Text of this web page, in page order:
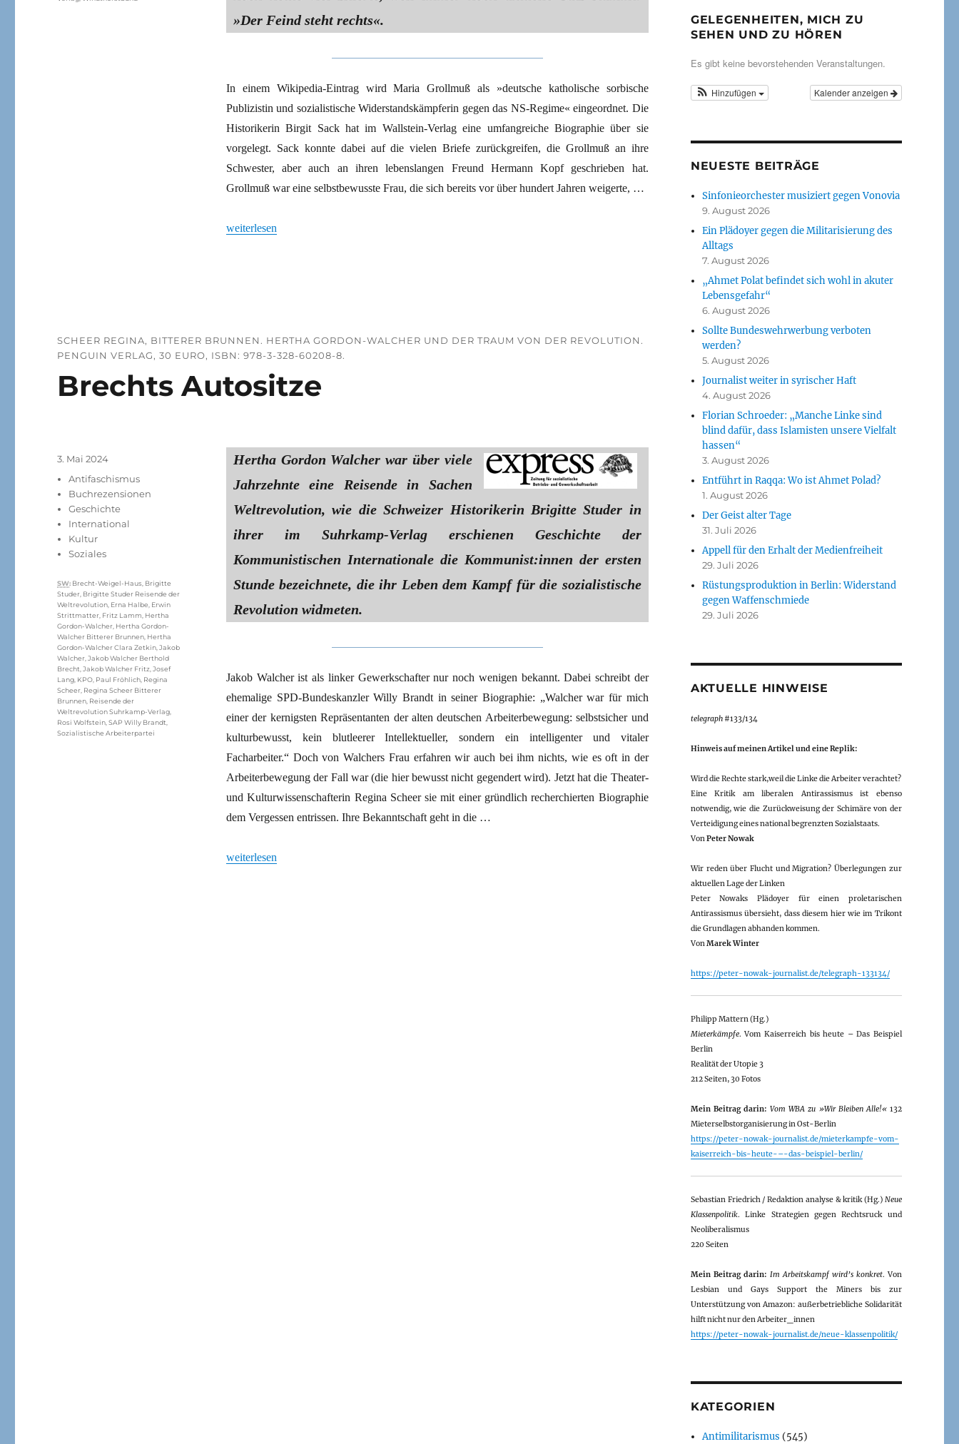
»Der Feind steht rechts«.
In einem Wikipedia-Eintrag wird Maria Grollmuß als »deutsche katholische sorbische
Publizistin und sozialistische Widerstandskämpferin gegen das NS-Regime« eingeordnet. Die
Historikerin Birgit Sack hat im Wallstein-Verlag eine umfangreiche Biographie über sie
vorgelegt. Sack konnte dabei auf die vielen Briefe zurückgreifen, die Grollmuß an ihre
Schwester, aber auch an ihren lebenslangen Freund Hermann Kopf geschrieben hat.
Grollmuß war eine selbstbewusste Frau, die sich bereits vor über hundert Jahren weigerte, …
„Christin und Sozialistin“
weiterlesen
SCHEER REGINA, BITTERER BRUNNEN. HERTHA GORDON-WALCHER UND DER TRAUM VON DER REVOLUTION.
PENGUIN VERLAG, 30 EURO, ISBN: 978-3-328-60208-8.
Brechts Autositze
Hertha Gordon Walcher war über viele
Jahrzehnte eine Reisende in Sachen
Weltrevolution, wie die Schweizer Historikerin Brigitte Studer in
ihrer im Suhrkamp-Verlag erschienen Geschichte der
Kommunistischen Internationale die Kommunist:innen der ersten
Stunde bezeichnete, die ihr Leben dem Kampf für die sozialistische
Revolution widmeten.
Jakob Walcher ist als linker Gewerkschafter nur noch wenigen bekannt. Dabei schreibt der
ehemalige SPD-Bundeskanzler Willy Brandt in seiner Biographie: „Walcher war für mich
einer der kernigsten Repräsentanten der alten deutschen Arbeiterbewegung: selbstsicher und
kulturbewusst, kein blutleerer Intellektueller, sondern ein intelligenter und vitaler
Facharbeiter.“ Doch von Walchers Frau erfahren wir auch bei ihm nichts, wie es oft in der
Arbeiterbewegung der Fall war (die hier bewusst nicht gegendert wird). Jetzt hat die Theater-
und Kulturwissenschafterin Regina Scheer sie mit einer gründlich recherchierten Biographie
dem Vergessen entrissen. Ihre Bekanntschaft geht in die …
„Brechts Autositze“
weiterlesen
Veröffentlicht
3. Mai 2024
Kategorien
Antifaschismus
Buchrezensionen
Geschichte
International
Kultur
Soziales
Schlagwörter
SW: Brecht-Weigel-Haus Brigitte
Studer Brigitte Studer Reisende der
Weltrevolution Erna Halbe Erwin
Strittmatter Fritz Lamm Hertha
Gordon-Walcher Hertha Gordon-
Walcher Bitterer Brunnen Hertha
Gordon-Walcher Clara Zetkin ,Jakob
Walcher ,Jakob Walcher Berthold
Brecht ,Jakob Walcher Fritz ,Josef
Lang KPO Paul Fröhlich Regina
Scheer Regina Scheer Bitterer
Brunnen Reisende der
Weltrevolution Suhrkamp-Verlag
Rosi Wolfstein ,SAP Willy Brandt
Sozialistische Arbeiterpartei
GELEGENHEITEN, MICH ZU
SEHEN UND ZU HÖREN
Es gibt keine bevorstehenden Veranstaltungen.
Kalender anzeigen
Hinzufügen
NEUESTE BEITRÄGE
Sinfonieorchester musiziert gegen Vonovia
9. August 2026
Ein Plädoyer gegen die Militarisierung des
Alltags
7. August 2026
„Ahmet Polat befindet sich wohl in akuter
Lebensgefahr“
6. August 2026
Sollte Bundeswehrwerbung verboten
werden?
5. August 2026
Journalist weiter in syrischer Haft
4. August 2026
Florian Schroeder: „Manche Linke sind
blind dafür, dass Islamisten unsere Vielfalt
hassen“
3. August 2026
Entführt in Raqqa: Wo ist Ahmet Polad?
1. August 2026
Der Geist alter Tage
31. Juli 2026
Appell für den Erhalt der Medienfreiheit
29. Juli 2026
Rüstungsproduktion in Berlin: Widerstand
gegen Waffenschmiede
29. Juli 2026
AKTUELLE HINWEISE
telegraph#133/134
Hinweis auf meinen Artikel und eine Replik:
Wird die Rechte stark,weil die Linke die Arbeiter verachtet?
Eine Kritik am liberalen Antirassismus ist ebenso
notwendig, wie die Zurückweisung der Schimäre von der
Verteidigung eines national begrenzten Sozialstaats.
VonPeter Nowak
Wir reden über Flucht und Migration? Überlegungen zur
aktuellen Lage der Linken
Peter Nowaks Plädoyer für einen proletarischen
Antirassismus übersieht, dass diesem hier wie im Trikont
die Grundlagen abhanden kommen.
VonMarek Winter
https://peter-nowak-journalist.de/telegraph-133134/
Philipp Mattern (Hg.)
Mieterkämpfe. Vom Kaiserreich bis heute – Das Beispiel
Berlin
Realität der Utopie 3
212 Seiten, 30 Fotos
Mein Beitrag darin: Vom WBA zu »Wir Bleiben Alle!«132
Mieterselbstorganisierung in Ost-Berlin
https://peter-nowak-journalist.de/mieterkampfe-vom-
kaiserreich-bis-heute-–-das-beispiel-berlin/
Sebastian Friedrich / Redaktion analyse & kritik (Hg.) Neue
Klassenpolitik. Linke Strategien gegen Rechtsruck und
Neoliberalismus
220 Seiten
Mein Beitrag darin: Im Arbeitskampf wird’s konkret. Von
Lesbian und Gays Support the Miners bis zur
Unterstützung von Amazon: außerbetriebliche Solidarität
hilft nicht nur den Arbeiter_innen
https://peter-nowak-journalist.de/neue-klassenpolitik/
KATEGORIEN
Antimilitarismus (545)